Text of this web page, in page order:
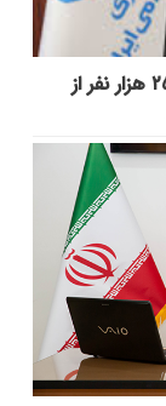
نمی‌توان نسبت به سرنوشت ۲۵۰ هزار نفر از